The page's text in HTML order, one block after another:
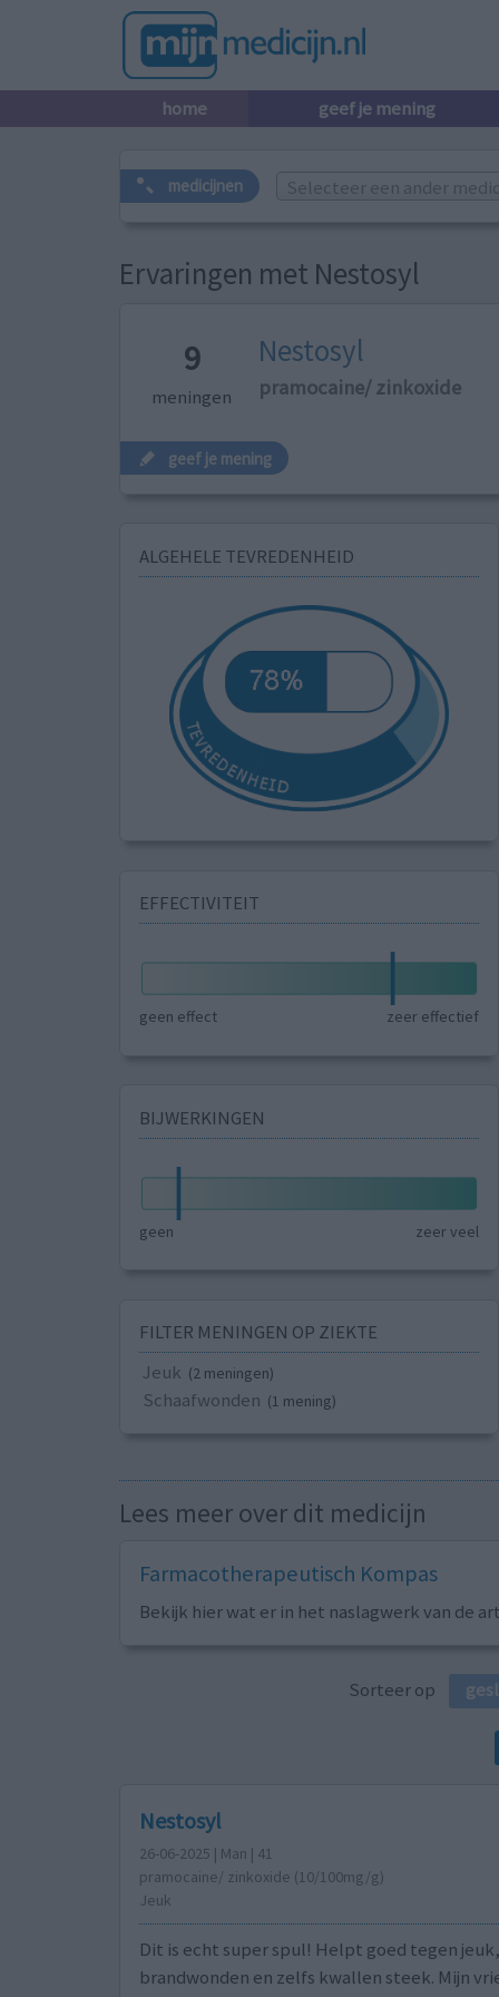
home geef je mening
medicijnen Selecteer een ander
Ervaringen met Nestosyl
9
meningen
Nestosyl
pramocaine/ zinkoxide
geef je mening
ALGEHELE TEVREDENHEID
EFFECTIVITEIT
geen effect zeer effectief
BIJWERKINGEN
geen zeer veel
FILTER MENINGEN OP ZIEKTE
Jeuk (2 meningen)
Schaafwonden (1 mening)
Lees meer over dit medicijn
Farmacotherapeutisch Kompas
Bekijk hier wat er in het naslagwerk van de
Sorteer op
Nestosyl
26-06-2025 | Man | 41
pramocaine/ zinkoxide (10/100mg/g)
Jeuk
Dit is echt super spul! Helpt goed tegen
brandwonden en zelfs kwallen steek. Mijn